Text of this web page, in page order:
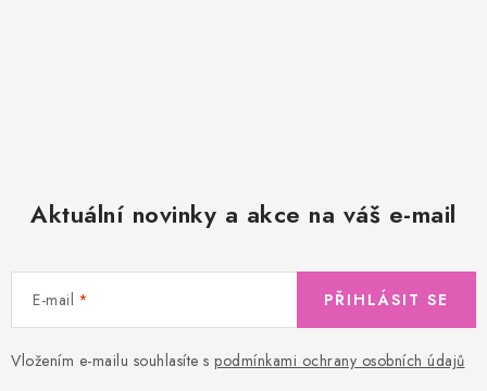
Aktuální novinky a akce na váš e-mail
E-mail
Vložením e-mailu souhlasíte s podmínkami ochrany osobních údajů
PŘIHLÁSIT SE